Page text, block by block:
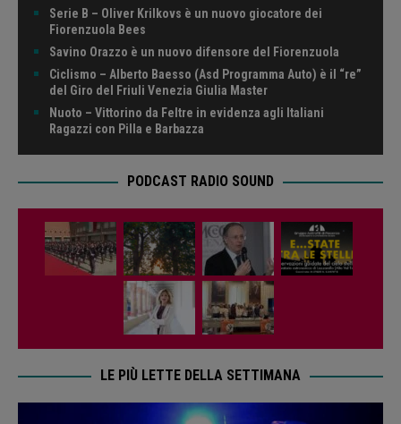
Serie B – Oliver Krilkovs è un nuovo giocatore dei
Fiorenzuola Bees
Savino Orazzo è un nuovo difensore del Fiorenzuola
Ciclismo – Alberto Baesso (Asd Programma Auto) è il “re”
del Giro del Friuli Venezia Giulia Master
Nuoto – Vittorino da Feltre in evidenza agli Italiani
Ragazzi con Pilla e Barbazza
PODCAST RADIO SOUND
LE PIÙ LETTE DELLA SETTIMANA